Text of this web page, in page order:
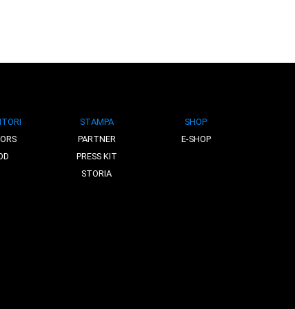
STAMPA
PARTNER
PRESS KIT
STORIA
SHOP
E-SHOP